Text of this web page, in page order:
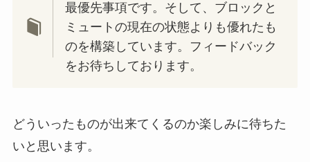
最優先事項です。そして、ブロックと
ミュートの現在の状態よりも優れたも
のを構築しています。フィードバック
をお待ちしております。
どういったものが出来てくるのか楽しみに待ちた
いと思います。